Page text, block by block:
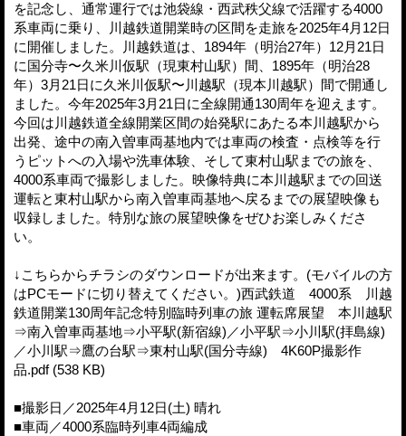
を記念し、通常運行では池袋線・西武秩父線で活躍する4000
系車両に乗り、川越鉄道開業時の区間を走旅を2025年4月12日
に開催しました。川越鉄道は、1894年（明治27年）12月21日
に国分寺〜久米川仮駅（現東村山駅）間、1895年（明治28
年）3月21日に久米川仮駅〜川越駅（現本川越駅）間で開通し
ました。今年2025年3月21日に全線開通130周年を迎えます。
今回は川越鉄道全線開業区間の始発駅にあたる本川越駅から
出発、途中の南入曽車両基地内では車両の検査・点検等を行
うピットへの入場や洗車体験、そして東村山駅までの旅を、
4000系車両で撮影しました。映像特典に本川越駅までの回送
運転と東村山駅から南入曽車両基地へ戻るまでの展望映像も
収録しました。特別な旅の展望映像をぜひお楽しみくださ
い。
↓こちらからチラシのダウンロードが出来ます。(モバイルの方
はPCモードに切り替えてください。)西武鉄道 4000系 川越
鉄道開業130周年記念特別臨時列車の旅 運転席展望 本川越駅
⇒南入曽車両基地⇒小平駅(新宿線)／小平駅⇒小川駅(拝島線)
／小川駅⇒鷹の台駅⇒東村山駅(国分寺線) 4K60P撮影作
品.pdf (538 KB)
■撮影日／2025年4月12日(土) 晴れ
■車両／4000系臨時列車4両編成